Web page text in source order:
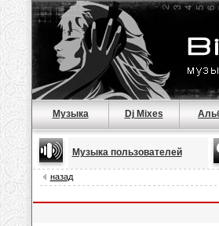
Музыка Dj Mixes
Музыка пользователей
назад